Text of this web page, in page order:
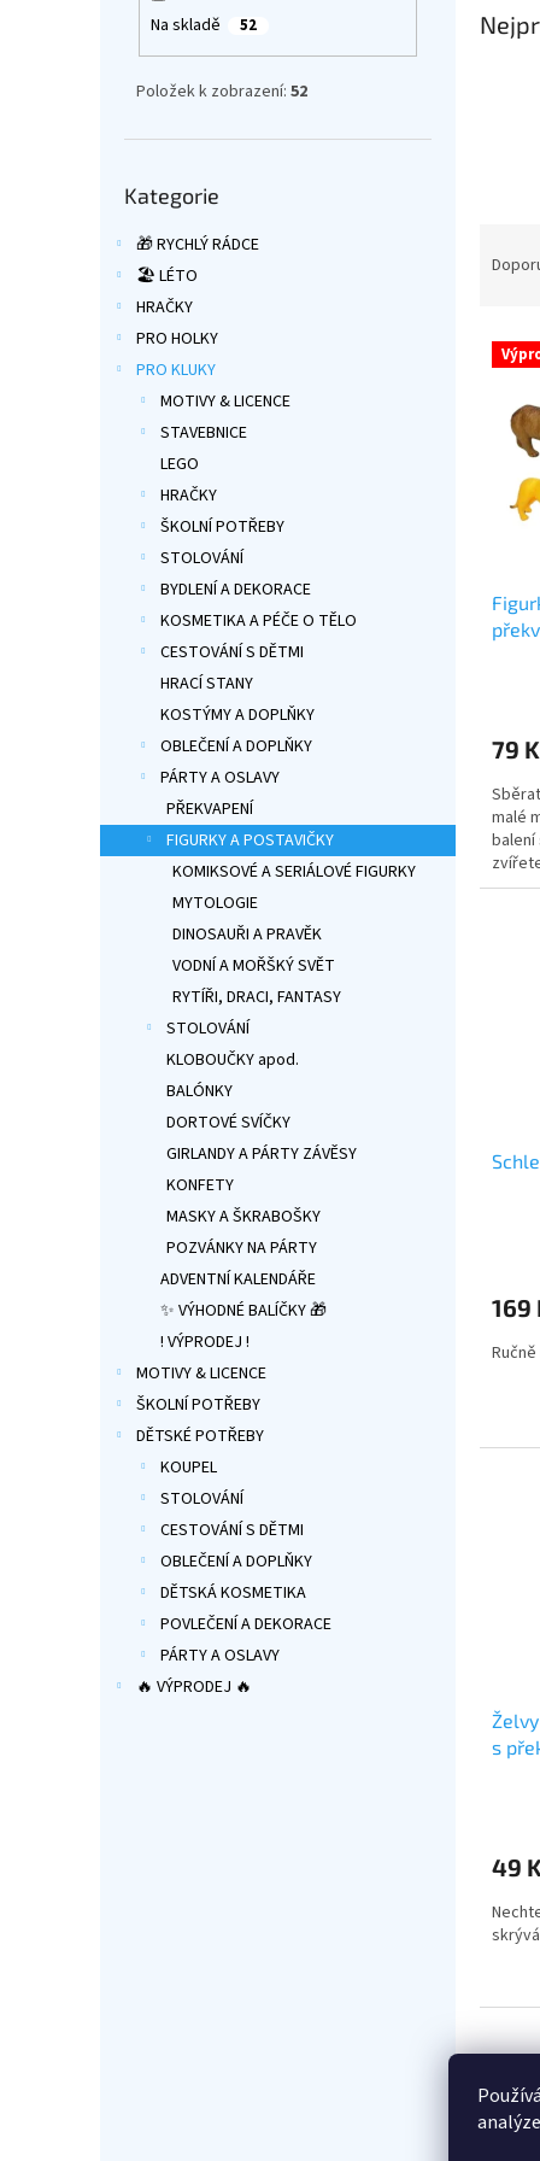
Na skladě 52
Položek k zobrazení: 52
kategorie
Kategorie
🎁 RYCHLÝ RÁDCE
🏖️ LÉTO
HRAČKY
PRO HOLKY
PRO KLUKY
MOTIVY & LICENCE
STAVEBNICE
LEGO
HRAČKY
ŠKOLNÍ POTŘEBY
STOLOVÁNÍ
BYDLENÍ A DEKORACE
KOSMETIKA A PÉČE O TĚLO
CESTOVÁNÍ S DĚTMI
HRACÍ STANY
KOSTÝMY A DOPLŇKY
OBLEČENÍ A DOPLŇKY
PÁRTY A OSLAVY
PŘEKVAPENÍ
FIGURKY A POSTAVIČKY
KOMIKSOVÉ A SERIÁLOVÉ FIGURKY
MYTOLOGIE
DINOSAUŘI A PRAVĚK
VODNÍ A MOŘŠKÝ SVĚT
RYTÍŘI, DRACI, FANTASY
STOLOVÁNÍ
KLOBOUČKY apod.
BALÓNKY
DORTOVÉ SVÍČKY
GIRLANDY A PÁRTY ZÁVĚSY
KONFETY
MASKY A ŠKRABOŠKY
POZVÁNKY NA PÁRTY
ADVENTNÍ KALENDÁŘE
✨ VÝHODNÉ BALÍČKY 🎁
! VÝPRODEJ !
MOTIVY & LICENCE
ŠKOLNÍ POTŘEBY
DĚTSKÉ POTŘEBY
KOUPEL
STOLOVÁNÍ
CESTOVÁNÍ S DĚTMI
OBLEČENÍ A DOPLŇKY
DĚTSKÁ KOSMETIKA
POVLEČENÍ A DEKORACE
PÁRTY A OSLAVY
🔥 VÝPRODEJ 🔥
nV
je
z
5
79
malé
balení
169
s
49